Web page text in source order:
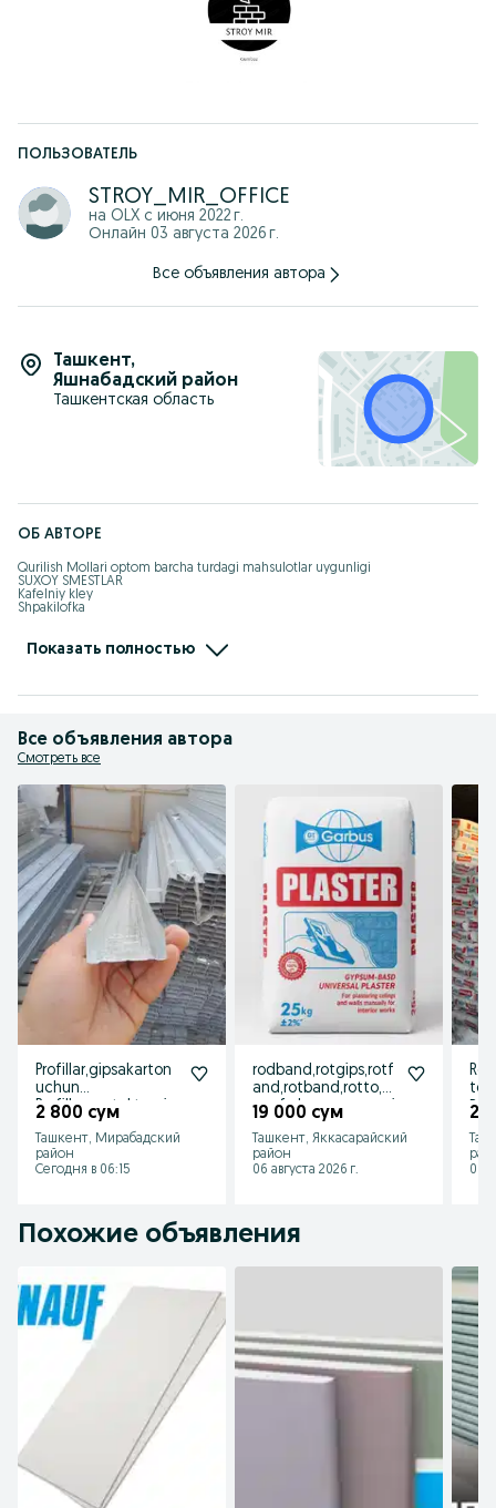
ПОЛЬЗОВАТЕЛЬ
STROY_MIR_OFFICE
на OLX с июня 2022 г.
Онлайн 03 августа 2026 г.
Все объявления автора
Ташкент,
Яшнабадский район
Ташкентская область
ОБ АВТОРЕ
Qurilish Mollari optom barcha turdagi mahsulotlar uygunligi
SUXOY SMESTLAR
Kafelniy kley
Shpakilofka
Dojdik
NASADKA
BUR
LEZVA
IP
KRASKA
MOLYARNI SKOCH siz xoxlagan mahsulotni birgina dokondan xarid qiling
DOSTAVKA XIZMATLARI MAVJUD
Показать полностью
Все объявления автора
Смотреть все
Profillar,gipsakarton
uchun
Profillar,metal,temir,
profil,профил,
2 800 сум
Ташкент, Мирабадский
район
Сегодня в 06:15
rodband,rotgips,rotf
and,rotband,rotto,k
nauf,eleron,megami
x,ротбанд,
19 000 сум
Ташкент, Яккасарайский
район
06 августа 2026 г.
22
06
Похожие объявления